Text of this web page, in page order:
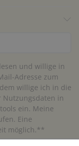
und willige in
Adresse zum
willige ich in die
Nutzungsdaten in
ein. Meine
Eine
möglich.**